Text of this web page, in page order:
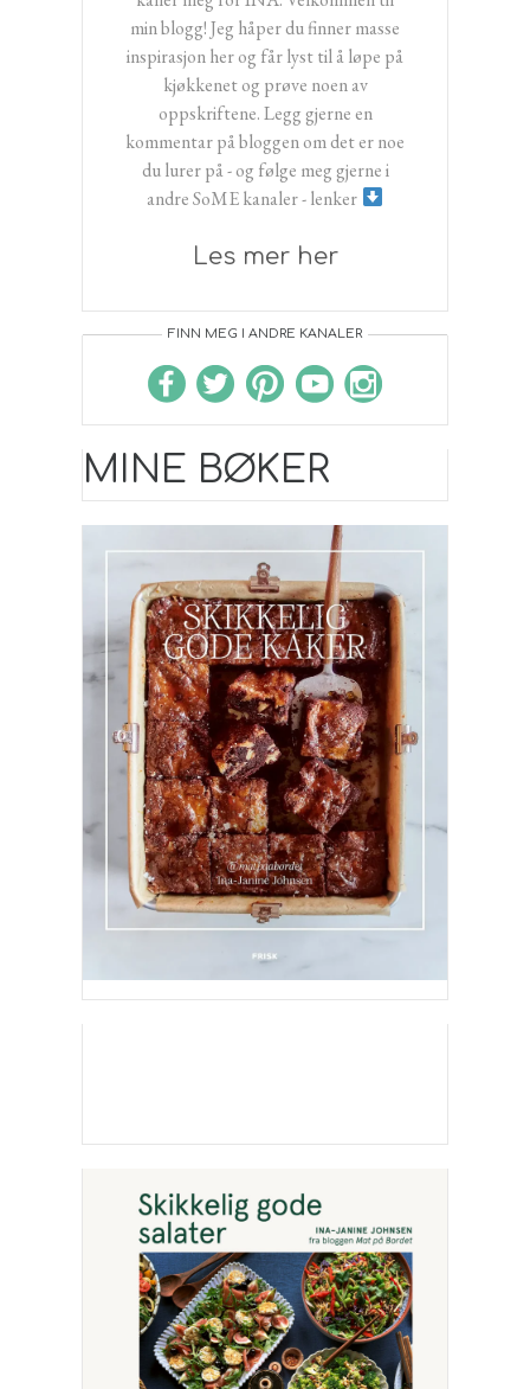
min blogg! Jeg håper du finner masse
inspirasjon her og får lyst til å løpe på
kjøkkenet og prøve noen av
oppskriftene. Legg gjerne en
kommentar på bloggen om det er noe
du lurer på - og følge meg gjerne i
andre SoME kanaler - lenker
Les mer her
FINN MEG I ANDRE KANALER
MINE BØKER